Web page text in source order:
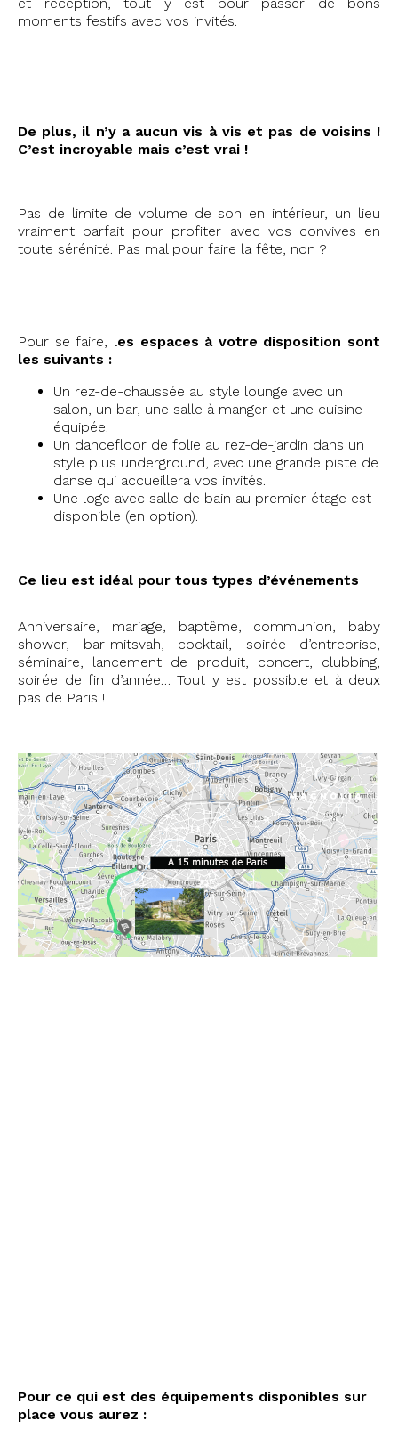
moments festifs avec vos invités.
De plus, il n’y a aucun vis à vis et pas de voisins !
C’est incroyable mais c’est vrai !
Pas de limite de volume de son en intérieur, un lieu
vraiment parfait pour profiter avec vos convives en
toute sérénité. Pas mal pour faire la fête, non ?
Pour se faire, les espaces à votre disposition sont
les suivants :
Un rez-de-chaussée au style lounge avec un
salon, un bar, une salle à manger et une cuisine
équipée.
Un dancefloor de folie au rez-de-jardin dans un
style plus underground, avec une grande piste de
danse qui accueillera vos invités.
Une loge avec salle de bain au premier étage est
disponible (en option).
Ce lieu est idéal pour tous types d’événements
Anniversaire, mariage, baptême, communion, baby
shower, bar-mitsvah, cocktail, soirée d’entreprise,
séminaire, lancement de produit, concert, clubbing,
soirée de fin d’année… Tout y est possible et à deux
pas de Paris !
Pour ce qui est des équipements disponibles sur
place vous aurez :